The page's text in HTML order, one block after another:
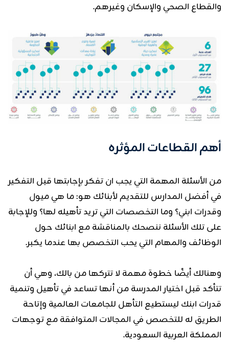
والقطاع الصحي والإسكان وغيرهم.
أهم القطاعات المؤثره
من الأسئلة المهمة التي يجب ان تفكر بإجابتها قبل التفكير
في أفضل المدارس للتقديم لأبنائك هو: ما هي ميول
وقدرات ابني؟ وما التخصصات التي تريد تأهيله لها؟ وللإجابة
على تلك الأسئلة ننصحك بالمناقشة مع ابنائك حول
الوظائف والمهام التي يحب التخصص بها عندما يكبر.
وهنالك أيضًا خطوة مهمة لا تتركها من بالك، وهي أن
تتأكد قبل اختيار المدرسة من أنها تساعد في تأهيل وتنمية
قدرات ابنك ليستطيع التأهل للجامعات العالمية وإتاحة
الطريق له للتخصص في المجالات المتوافقة مع توجهات
المملكة العربية السعودية.